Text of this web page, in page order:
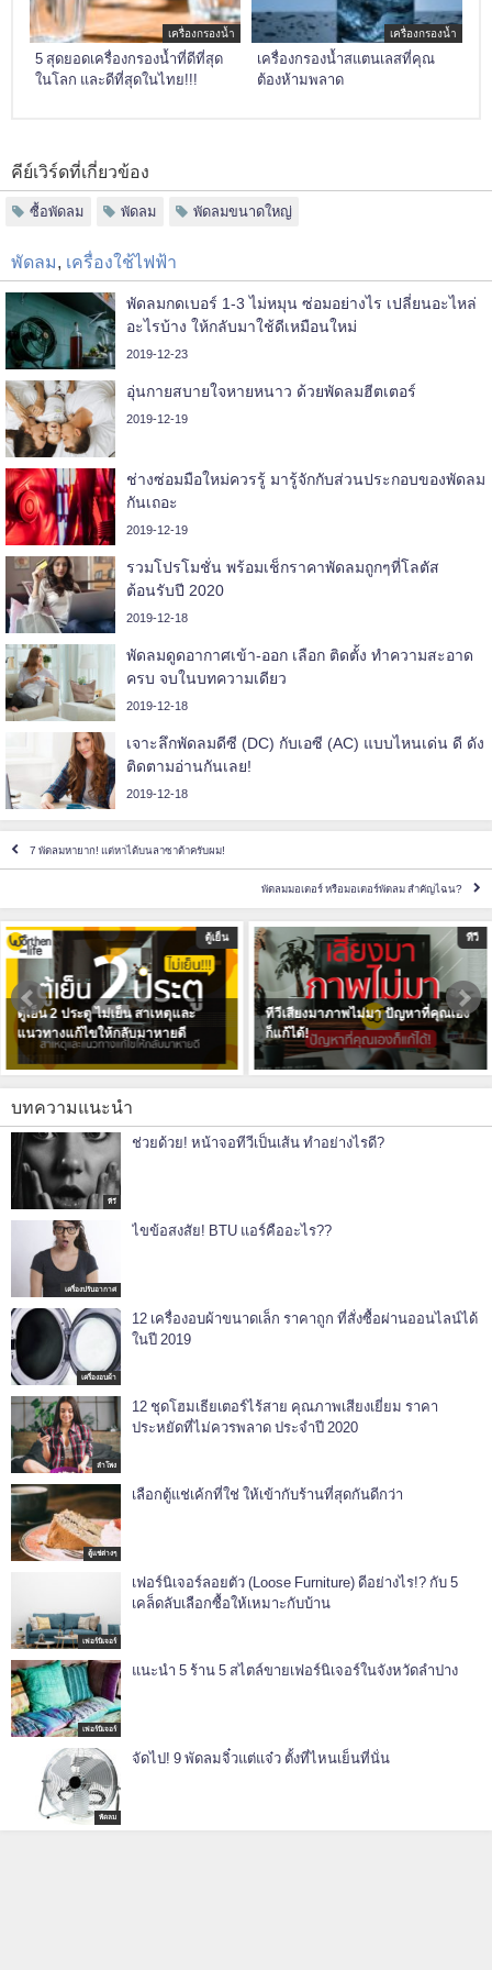
เครื่องกรองน้ำ
5 สุดยอดเครื่องกรองน้ำที่ดีที่สุด
ในโลก และดีที่สุดในไทย!!!
เครื่องกรองน้ำ
เครื่องกรองน้ำสแตนเลสที่คุณ
ต้องห้ามพลาด
คีย์เวิร์ดที่เกี่ยวข้อง
ซื้อพัดลม พัดลม พัดลมขนาดใหญ่
พัดลม เครื่องใช้ไฟฟ้า
พัดลมกดเบอร์ 1-3 ไม่หมุน ซ่อมอย่างไร เปลี่ยนอะไหล่
อะไรบ้าง ให้กลับมาใช้ดีเหมือนใหม่
2019-12-23
อุ่นกายสบายใจหายหนาว ด้วยพัดลมฮีตเตอร์
2019-12-19
ช่างซ่อมมือใหม่ควรรู้ มารู้จักกับส่วนประกอบของพัดลม
กันเถอะ
2019-12-19
รวมโปรโมชั่น พร้อมเช็กราคาพัดลมถูกๆที่โลตัส
ต้อนรับปี 2020
2019-12-18
พัดลมดูดอากาศเข้า-ออก เลือก ติดตั้ง ทำความสะอาด
ครบ จบในบทความเดียว
2019-12-18
เจาะลึกพัดลมดีซี (DC) กับเอซี (AC) แบบไหนเด่น ดี ดัง
ติดตามอ่านกันเลย!
2019-12-18
7 พัดลมหายาก! แต่หาได้บนลาซาด้าครับผม!
พัดลมมอเตอร์ หรือมอเตอร์พัดลม สำคัญไฉน?
ทีวี
ทีวีเสียงมาภาพไม่มา ปัญหาที่คุณเอง
ก็แก้ได้!
เครื่องซักผ้า
มีผ้านวมผืนใหญ่ เลือกเครื่องซักผ้า
อย่างไร ให้ซักได้อย่างสะอาด หอม
ฟิน!
บทความแนะนำ
ทีวี
ช่วยด้วย! หน้าจอทีวีเป็นเส้น ทำอย่างไรดี?
เครื่องปรับอากาศ
ไขข้อสงสัย! BTU แอร์คืออะไร??
เครื่องอบผ้า
12 เครื่องอบผ้าขนาดเล็ก ราคาถูก ที่สั่งซื้อผ่านออนไลน์ได้
ในปี 2019
ลำโพง
12 ชุดโฮมเธียเตอร์ไร้สาย คุณภาพเสียงเยี่ยม ราคา
ประหยัดที่ไม่ควรพลาด ประจำปี 2020
ตู้แช่ต่างๆ
เลือกตู้แช่เค้กที่ใช่ ให้เข้ากับร้านที่สุดกันดีกว่า
เฟอร์นิเจอร์
เฟอร์นิเจอร์ลอยตัว (Loose Furniture) ดีอย่างไร!? กับ 5
เคล็ดลับเลือกซื้อให้เหมาะกับบ้าน
เฟอร์นิเจอร์
แนะนำ 5 ร้าน 5 สไตล์ขายเฟอร์นิเจอร์ในจังหวัดลำปาง
พัดลม
จัดไป! 9 พัดลมจิ๋วแต่แจ๋ว ตั้งที่ไหนเย็นที่นั่น